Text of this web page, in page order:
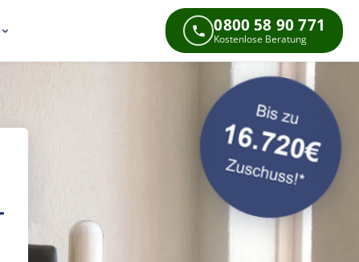
0800 58 90 771
Kostenlose Beratung